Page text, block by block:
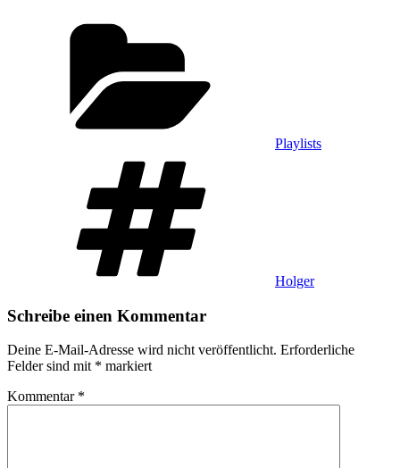
Playlists
Holger
Schreibe einen Kommentar
Deine E-Mail-Adresse wird nicht veröffentlicht. Erforderliche
Felder sind mit * markiert
Kommentar *